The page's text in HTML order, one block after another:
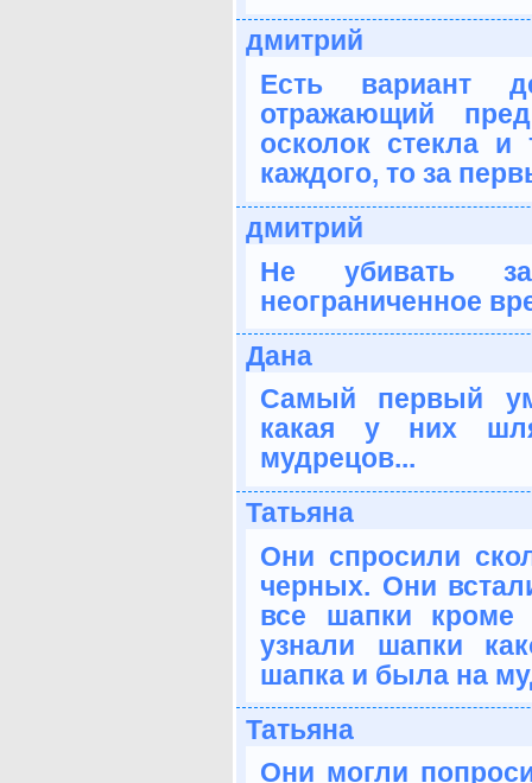
дмитрий
Есть вариант
отражающий
осколок стекла
каждого, то за
дмитрий
Не убивать
неограниченное
Дана
Самый первый
какая у них
мудрецов...
Татьяна
Они спросили
черных. Они
все шапки кроме
узнали шапки
шапка и была на
Татьяна
Они могли